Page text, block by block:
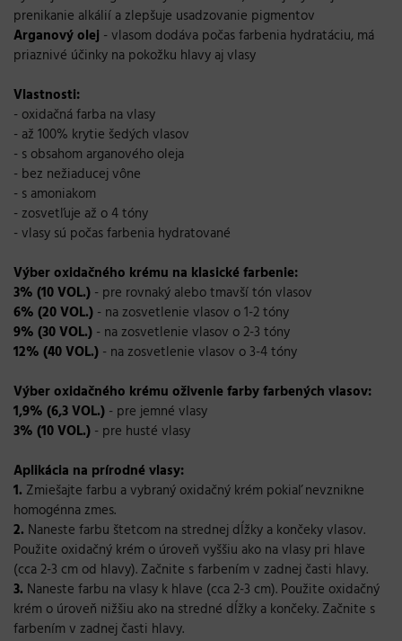
prenikanie alkálií a zlepšuje usadzovanie pigmentov
Arganový olej - vlasom dodáva počas farbenia hydratáciu, má
priaznivé účinky na pokožku hlavy aj vlasy
Vlastnosti:
- oxidačná farba na vlasy
- až 100% krytie šedých vlasov
- s obsahom arganového oleja
- bez nežiaducej vône
- s amoniakom
- zosvetľuje až o 4 tóny
- vlasy sú počas farbenia hydratované
Výber oxidačného krému na klasické farbenie:
3% (10 VOL.) - pre rovnaký alebo tmavší tón vlasov
6% (20 VOL.) - na zosvetlenie vlasov o 1-2 tóny
9% (30 VOL.) - na zosvetlenie vlasov o 2-3 tóny
12% (40 VOL.) - na zosvetlenie vlasov o 3-4 tóny
Výber oxidačného krému oživenie farby farbených vlasov:
1,9% (6,3 VOL.) - pre jemné vlasy
3% (10 VOL.) - pre husté vlasy
Aplikácia na prírodné vlasy:
1. Zmiešajte farbu a vybraný oxidačný krém pokiaľ nevznikne
homogénna zmes.
2. Naneste farbu štetcom na strednej dĺžky a končeky vlasov.
Použite oxidačný krém o úroveň vyššiu ako na vlasy pri hlave
(cca 2-3 cm od hlavy). Začnite s farbením v zadnej časti hlavy.
3. Naneste farbu na vlasy k hlave (cca 2-3 cm). Použite oxidačný
krém o úroveň nižšiu ako na stredné dĺžky a končeky. Začnite s
farbením v zadnej časti hlavy.